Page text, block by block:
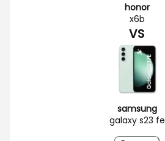
honor
x6b
VS
samsung
galaxy s23 fe